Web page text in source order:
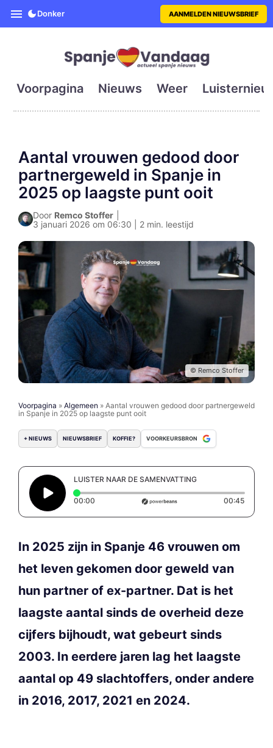
SpanjeVandaag is de eerste
Donker AANMELDEN NIEUWSBRIEF
Voorpagina Nieuws Weer
Aantal vrouwen gedood door
partnergeweld in Spanje in
2025 op laagste punt ooit
Door Remco Stoffer
3 januari 2026 om 06:30 | 2 min. leestijd
© Remco Stoffer
Voorpagina » Algemeen » Aantal vrouwen gedood door partnergeweld
in Spanje in 2025 op laagste punt ooit
+ NIEUWS NIEUWSBRIEF KOFFIE? VOORKEURSBRON
LUISTER NAAR DE SAMENVATTING
00:00 Elapsed time: 0 seconds 00:45
In 2025 zijn in Spanje 46 vrouwen om
het leven gekomen door geweld van
hun partner of ex-partner. Dat is het
laagste aantal sinds de overheid deze
cijfers bijhoudt, wat gebeurt sinds
2003. In eerdere jaren lag het laagste
aantal op 49 slachtoffers, onder andere
in 2016, 2017, 2021 en 2024.